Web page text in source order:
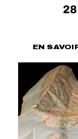
28
EN